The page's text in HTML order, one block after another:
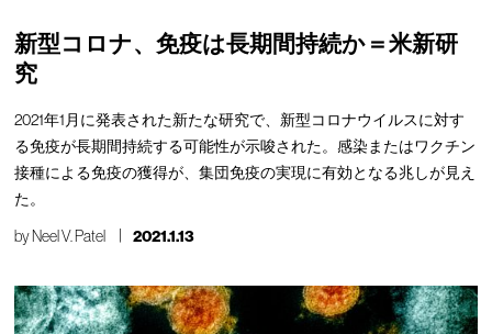
新型コロナ、免疫は長期間持続か＝米新研
究
2021年1月に発表された新たな研究で、新型コロナウイルスに対す
る免疫が長期間持続する可能性が示唆された。感染またはワクチン
接種による免疫の獲得が、集団免疫の実現に有効となる兆しが見え
た。
byNeel V. Patel 2021.1.13